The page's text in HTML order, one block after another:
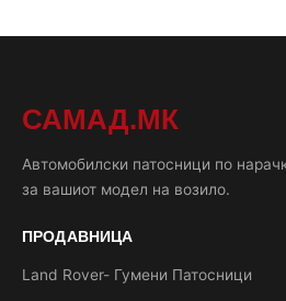
САМАД.МК
Автомобилски патосници по
за вашиот модел на возило.
ПРОДАВНИЦА
Land Rover- Гумени Патосници